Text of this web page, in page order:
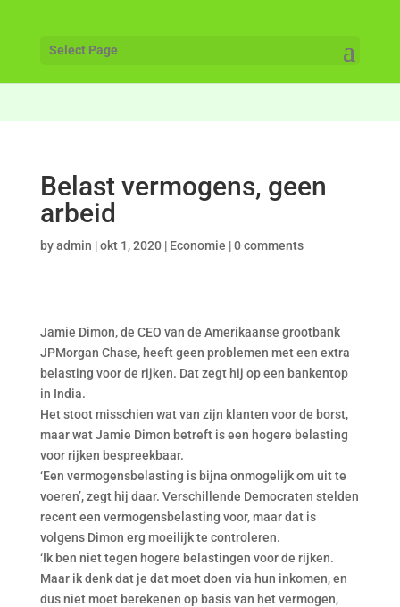
Select Page
Belast vermogens, geen
arbeid
byadmin |okt 1, 2020| Economie |0 comments
Jamie Dimon, de CEO van de Amerikaanse grootbank
JPMorgan Chase, heeft geen problemen met een extra
belasting voor de rijken. Dat zegt hij op een bankentop
in India.
Het stoot misschien wat van zijn klanten voor de borst,
maar wat Jamie Dimon betreft is een hogere belasting
voor rijken bespreekbaar.
‘Een vermogensbelasting is bijna onmogelijk om uit te
voeren’, zegt hij daar. Verschillende Democraten stelden
recent een vermogensbelasting voor, maar dat is
volgens Dimon erg moeilijk te controleren.
‘Ik ben niet tegen hogere belastingen voor de rijken.
Maar ik denk dat je dat moet doen via hun inkomen, en
dus niet moet berekenen op basis van het vermogen,